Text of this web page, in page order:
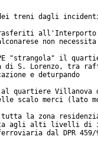
dei treni dagli
trasferiti
non necessita
"strangola" il
di S. Lorenzo, tra
e deturpando
quartiere
scalo merci (lato
la zona
agli alti livelli di
dal DPR 459/